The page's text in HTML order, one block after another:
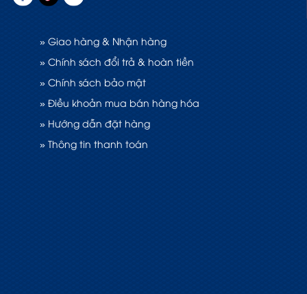
» Giao hàng & Nhận hàng
» Chính sách đổi trả & hoàn tiền
» Chính sách bảo mật
» Điều khoản mua bán hàng hóa
» Hướng dẫn đặt hàng
» Thông tin thanh toán